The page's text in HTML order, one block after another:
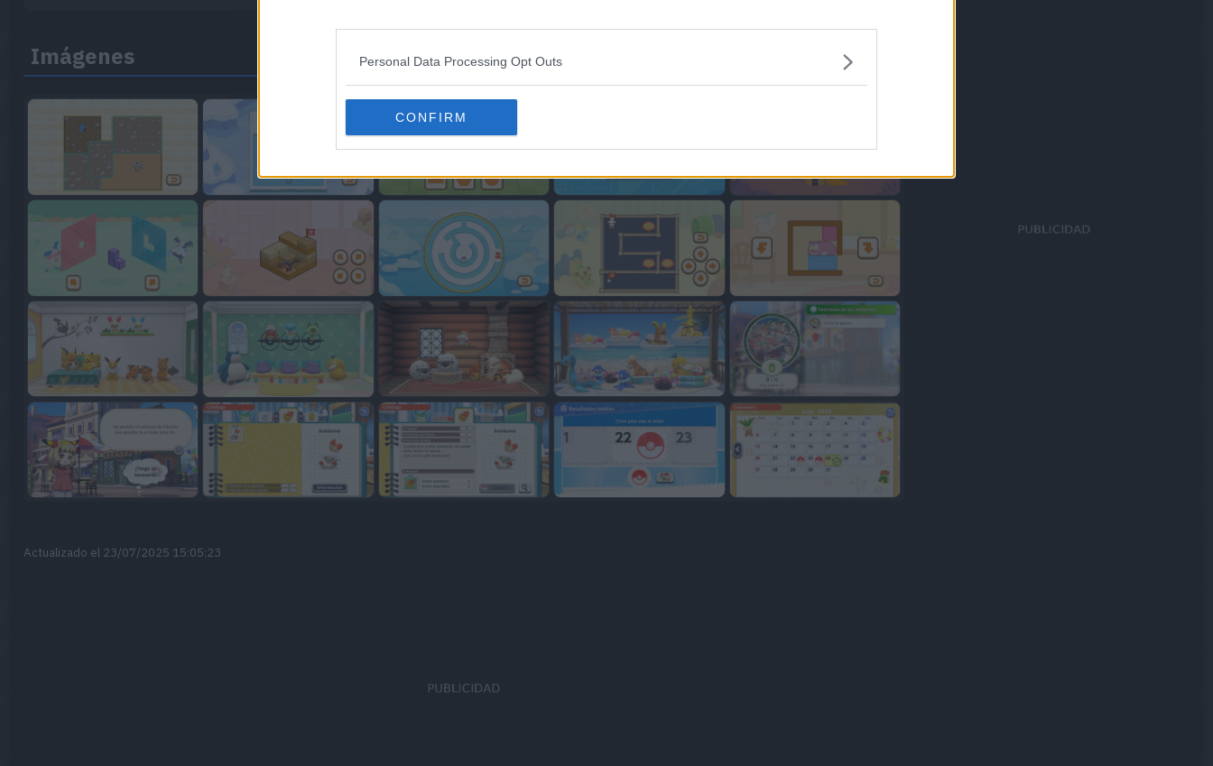
Personal Data Processing Opt Outs
CONFIRM
Imágenes
Actualizado el 23/07/2025 15:05:23